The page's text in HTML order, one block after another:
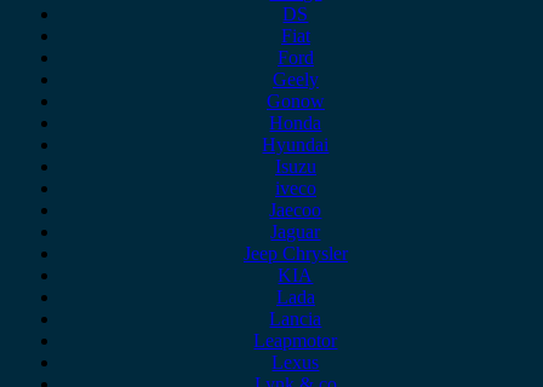
DS
Fiat
Ford
Geely
Gonow
Honda
Hyundai
Isuzu
iveco
Jaecoo
Jaguar
Jeep Chrysler
KIA
Lada
Lancia
Leapmotor
Lexus